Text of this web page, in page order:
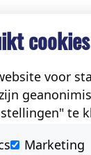
Social
cookies
voor
te
Marketing